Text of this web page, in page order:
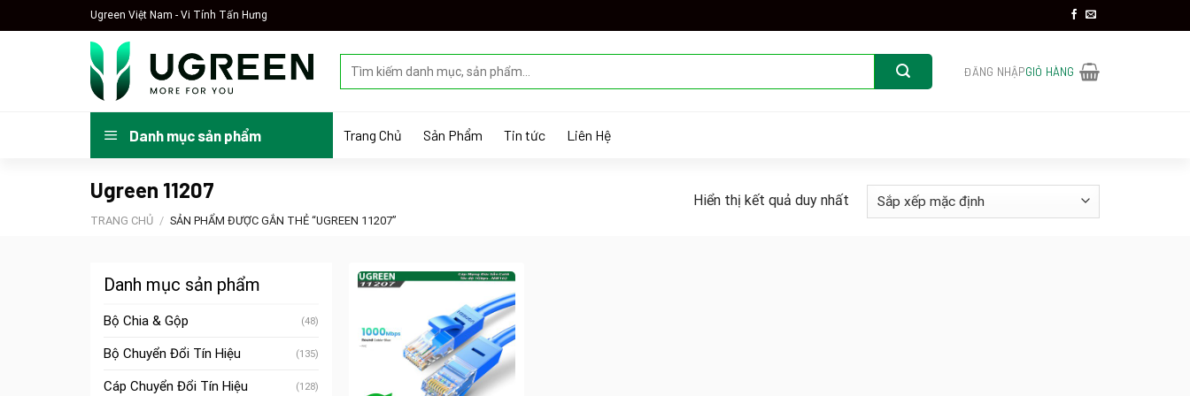
to
Ugreen Việt Nam - Vi Tính Tấn Hưng
kiếm:
ĐĂNG NHẬPGIỎ HÀNG
Danh mục sản phẩm Trang Chủ Sản Phẩm Tin tức Liên Hệ
Ugreen 11207
TRANG CHỦ / SẢN PHẨM ĐƯỢC GẮN THẺ “UGREEN 11207”
Hiển thị kết quả duy nhất
Danh mục sản phẩm
Bộ Chia & Gộp (48)
Bộ Chuyển Đổi Tín Hiệu (135)
Cáp Chuyển Đổi Tín Hiệu (128)